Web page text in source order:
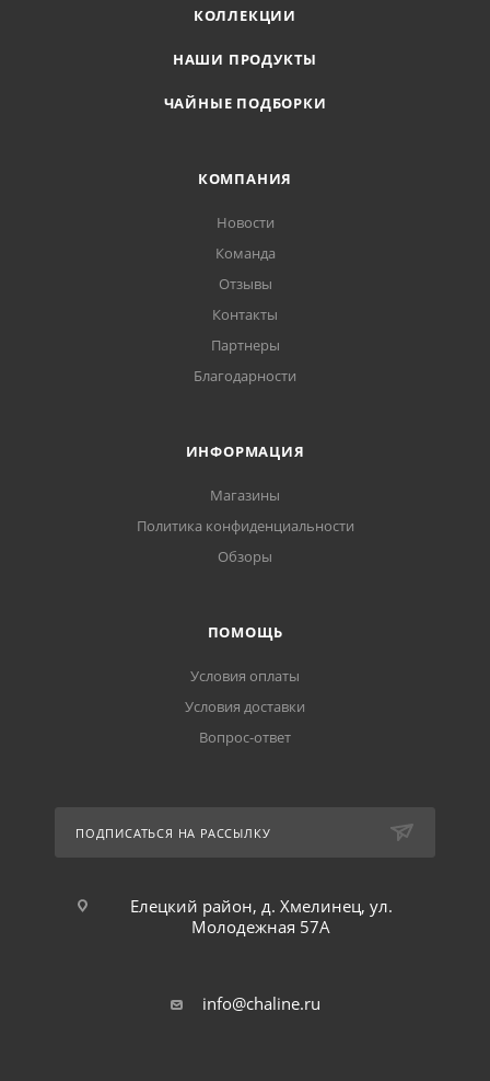
КОЛЛЕКЦИИ
НАШИ ПРОДУКТЫ
ЧАЙНЫЕ ПОДБОРКИ
КОМПАНИЯ
Новости
Команда
Отзывы
Контакты
Партнеры
Благодарности
ИНФОРМАЦИЯ
Магазины
Политика конфиденциальности
Обзоры
ПОМОЩЬ
Условия оплаты
Условия доставки
Вопрос-ответ
ПОДПИСАТЬСЯ НА РАССЫЛКУ
Елецкий район, д. Хмелинец, ул.
Молодежная 57А
info@chaline.ru